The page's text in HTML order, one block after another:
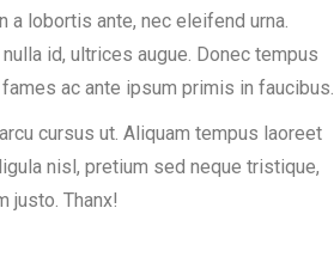
a lobortis ante, nec eleifend urna.
id, ultrices augue. Donec tempus
ac ante ipsum primis in faucibus.
cursus ut. Aliquam tempus laoreet
nisl, pretium sed neque tristique,
justo. Thanx!